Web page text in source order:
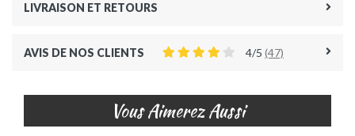
LIVRAISON ET RETOURS
AVIS DE NOS CLIENTS 4/5 (47)
Vous Aimerez Aussi